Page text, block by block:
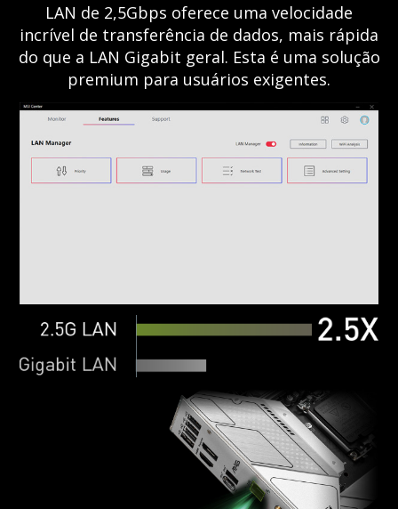
LAN de 2,5Gbps oferece uma velocidade
incrível de transferência de dados, mais rápida
do que a LAN Gigabit geral. Esta é uma solução
premium para usuários exigentes.